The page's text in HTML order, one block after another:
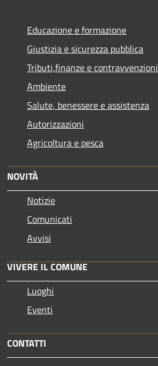
Educazione e formazione
Giustizia e sicurezza pubblica
Tributi,finanze e contravvenzioni
Ambiente
Salute, benessere e assistenza
Autorizzazioni
Agricoltura e pesca
NOVITÀ
Notizie
Comunicati
Avvisi
VIVERE IL COMUNE
Luoghi
Eventi
CONTATTI